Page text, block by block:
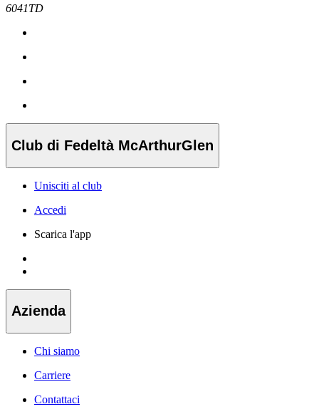
6041TD
Club di Fedeltà McArthurGlen
Unisciti al club
Accedi
Scarica l'app
Azienda
Chi siamo
Carriere
Contattaci